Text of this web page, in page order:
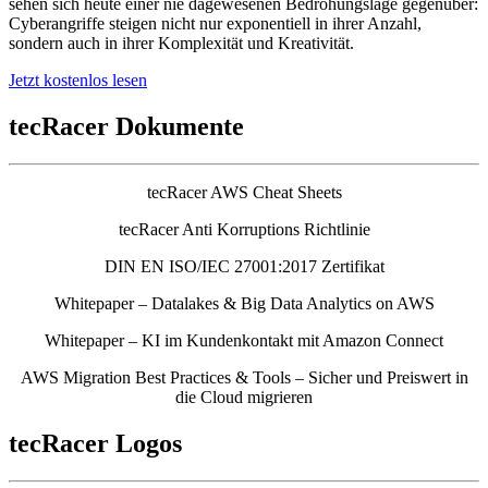
sehen sich heute einer nie dagewesenen Bedrohungslage gegenüber:
Cyberangriffe steigen nicht nur exponentiell in ihrer Anzahl,
sondern auch in ihrer Komplexität und Kreativität.
Jetzt kostenlos lesen
tecRacer Dokumente
tecRacer AWS Cheat Sheets
tecRacer Anti Korruptions Richtlinie
DIN EN ISO/IEC 27001:2017 Zertifikat
Whitepaper – Datalakes & Big Data Analytics on AWS
Whitepaper – KI im Kundenkontakt mit Amazon Connect
AWS Migration Best Practices & Tools – Sicher und Preiswert in
die Cloud migrieren
tecRacer Logos